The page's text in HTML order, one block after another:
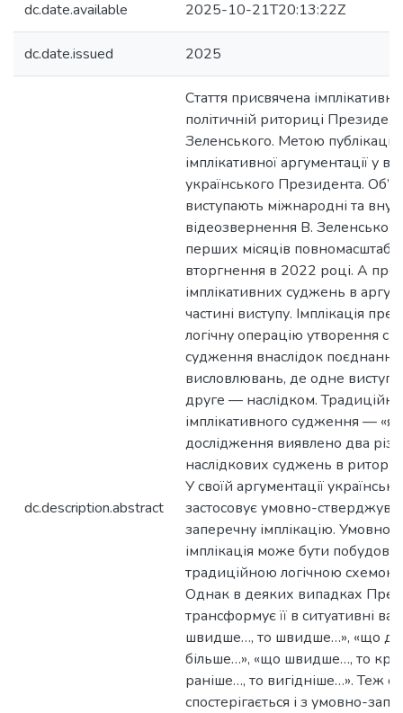
dc.date.available 2025-10-21T20:13:22Z
dc.date.issued 2025
dc.description.abstract
Стаття присвячена
політичній риториці
Зеленського. Метою публікації
імплікативної аргументації у
українського Президента.
виступають міжнародні та
відеозвернення В.
перших місяців
вторгнення в 2022 році. А
імплікативних суджень в
частині виступу. Імплікація
логічну операцію утворення
судження внаслідок
висловлювань, де одне
друге — наслідком. Традиційна
імплікативного судження —
дослідження виявлено два
наслідкових суджень в
У своїй аргументації
застосовує умовно-
заперечну імплікацію.
імплікація може бути
традиційною логічною схемою
Однак в деяких випадках
трансформує її в ситуативні
швидше…, то швидше…», «що
більше…», «що швидше…, то
раніше…, то вигідніше…». Теж
спостерігається і з умовно-